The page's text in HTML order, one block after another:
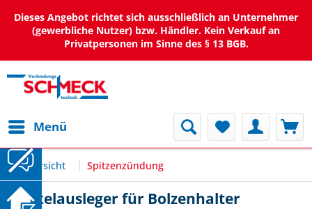
Dieses Angebot richtet sich ausschließlich an Unternehmer
(gewerbliche Nutzer) bzw. Händler. Kein Verkauf an
Privatpersonen im Sinne des § 13 BGB.
Menü
Übersicht Spitzenzündung
Winkelausleger für Bolzenhalter